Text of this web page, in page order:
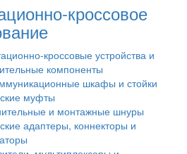
кроссовое
кроссовые устройства и
компоненты
шкафы и стойки
муфты
и монтажные шнуры
адаптеры, коннекторы и